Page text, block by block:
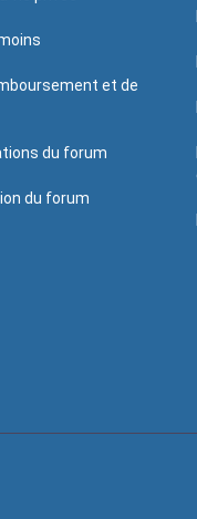
et de
du forum
du forum